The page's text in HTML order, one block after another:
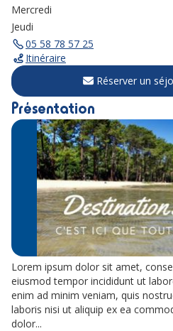
Mercredi
Jeudi
05 58 78 57 25
Itinéraire
Réserver un
Présentation
Lorem ipsum dolor sit amet,
eiusmod tempor incididunt ut
enim ad minim veniam, quis
laboris nisi ut aliquip ex ea
dolor...